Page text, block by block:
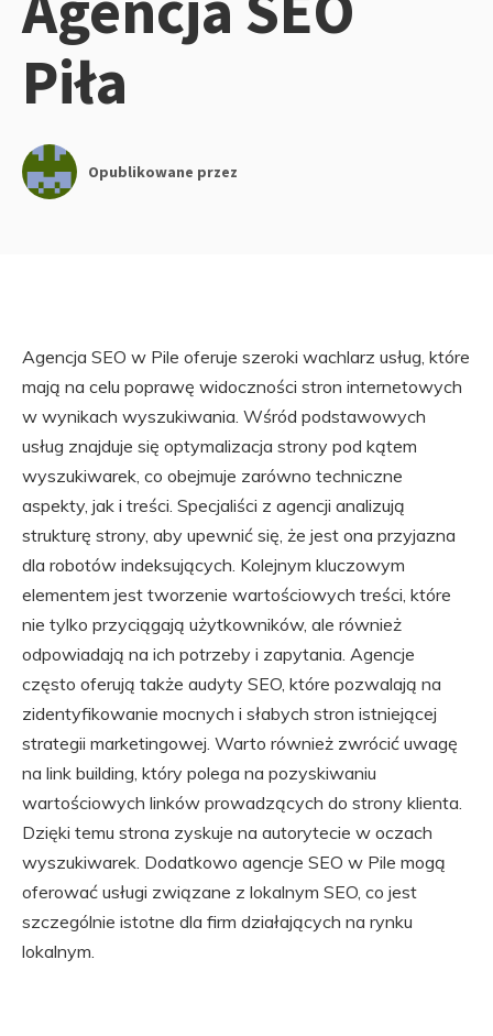
Piła
Opublikowane przez
Agencja SEO w Pile oferuje szeroki wachlarz usług, które
mają na celu poprawę widoczności stron internetowych
w wynikach wyszukiwania. Wśród podstawowych
usług znajduje się optymalizacja strony pod kątem
wyszukiwarek, co obejmuje zarówno techniczne
aspekty, jak i treści. Specjaliści z agencji analizują
strukturę strony, aby upewnić się, że jest ona przyjazna
dla robotów indeksujących. Kolejnym kluczowym
elementem jest tworzenie wartościowych treści, które
nie tylko przyciągają użytkowników, ale również
odpowiadają na ich potrzeby i zapytania. Agencje
często oferują także audyty SEO, które pozwalają na
zidentyfikowanie mocnych i słabych stron istniejącej
strategii marketingowej. Warto również zwrócić uwagę
na link building, który polega na pozyskiwaniu
wartościowych linków prowadzących do strony klienta.
Dzięki temu strona zyskuje na autorytecie w oczach
wyszukiwarek. Dodatkowo agencje SEO w Pile mogą
oferować usługi związane z lokalnym SEO, co jest
szczególnie istotne dla firm działających na rynku
lokalnym.